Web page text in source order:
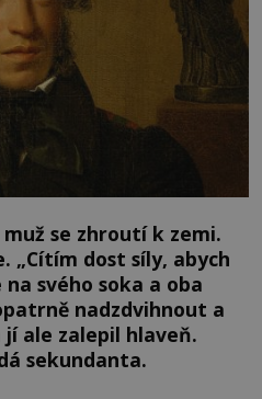
se zhroutí k zemi.
„Cítím dost síly, abych
svého soka a oba
nadzdvihnout a
ale zalepil hlaveň.
sekundanta.